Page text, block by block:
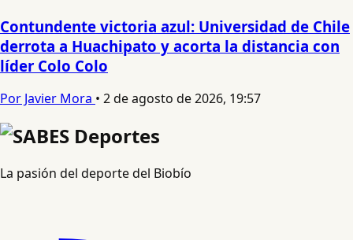
Contundente victoria azul: Universidad de Chile
derrota a Huachipato y acorta la distancia con
líder Colo Colo
Por Javier Mora • 2 de agosto de 2026, 19:57
La pasión del deporte del Biobío